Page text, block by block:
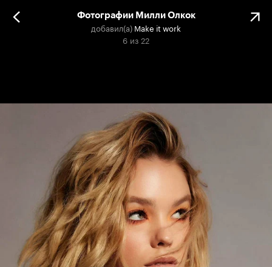
Фотографии Милли Олкок
добавил(а) Make it work
6 из 22